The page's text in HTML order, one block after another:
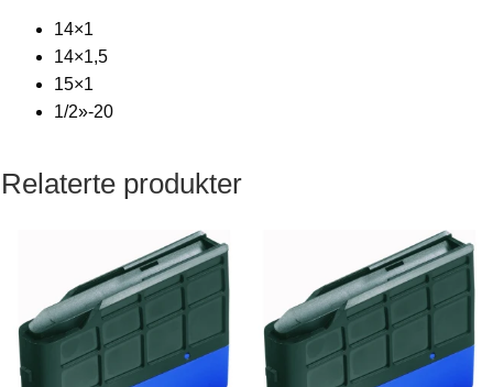
14×1
14×1,5
15×1
1/2»-20
Relaterte produkter